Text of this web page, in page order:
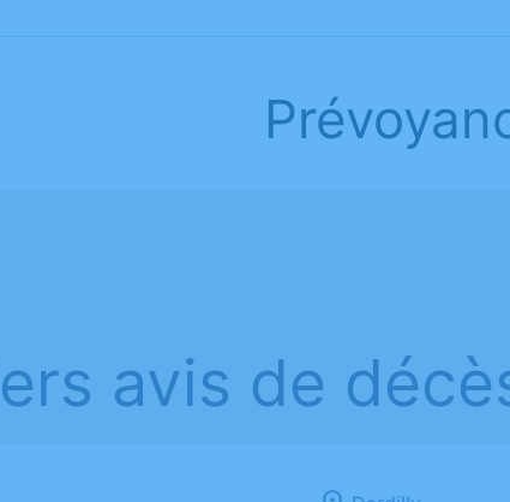
avis de